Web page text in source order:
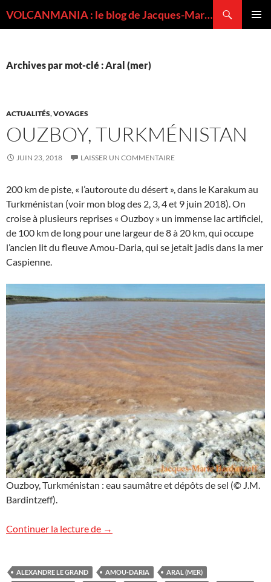
VOLCANMANIA : le blog de Jacques-Marie BARDINTZEFF, volcanologue
Archives par mot-clé : Aral (mer)
ACTUALITÉS,VOYAGES
OUZBOY, TURKMÉNISTAN
JUIN 23, 2018 LAISSER UN COMMENTAIRE
200 km de piste, « l’autoroute du désert », dans le Karakum au
Turkménistan (voir mon blog des 2, 3, 4 et 9 juin 2018). On
croise à plusieurs reprises « Ouzboy » un immense lac artificiel,
de 100 km de long pour une largeur de 8 à 20 km, qui occupe
l’ancien lit du fleuve Amou-Daria, qui se jetait jadis dans la mer
Caspienne.
Ouzboy, Turkménistan : eau saumâtre et dépôts de sel (© J.M.
Bardintzeff).
Continuer la lecture de Ouzboy, Turkménistan
→
ALEXANDRE LE GRAND AMOU-DARIA
ARAL (MER)